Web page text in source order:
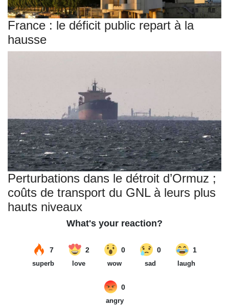
France : le déficit public repart à la
hausse
Perturbations dans le détroit d’Ormuz ;
coûts de transport du GNL à leurs plus
hauts niveaux